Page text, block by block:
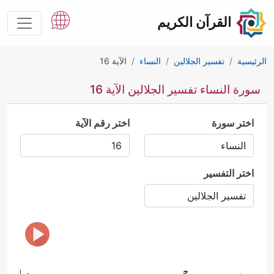
القرآن الكريم
الرئيسية تفسير الجلالين النساء الآية 16
سورة النساء تفسير الجلالين الآية 16
اختر سورة اختر رقم الآية
اختر التفسير